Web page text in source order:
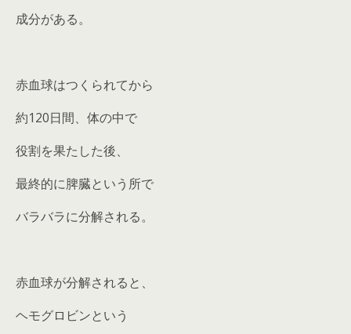
成分がある。
赤血球はつくられてから
約120日間、体の中で
役割を果たした後、
最終的に脾臓という所で
バラバラに分解される。
赤血球が分解されると、
ヘモグロビンという